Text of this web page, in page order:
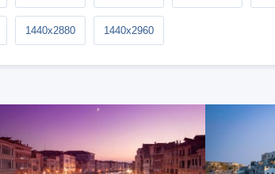
1440x2880 1440x2960